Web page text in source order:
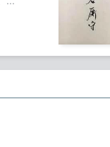
太子揣了权臣的崽